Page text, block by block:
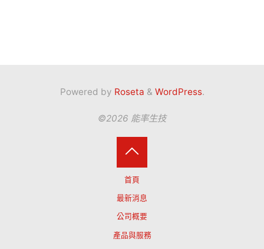
Powered by Roseta & WordPress.
©2026 能率生技
首頁
最新消息
公司概要
產品與服務
Back
to
Top